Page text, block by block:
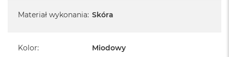
Materiał wykonania: Skóra
Kolor: Miodowy